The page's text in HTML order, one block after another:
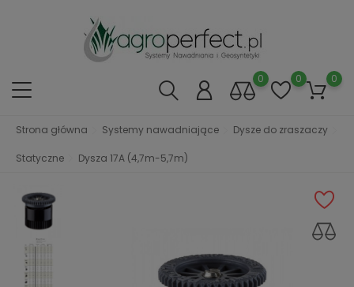
0 0 0
Strona główna Systemy nawadniające Dysze do zraszaczy
Statyczne Dysza 17A (4,7m-5,7m)